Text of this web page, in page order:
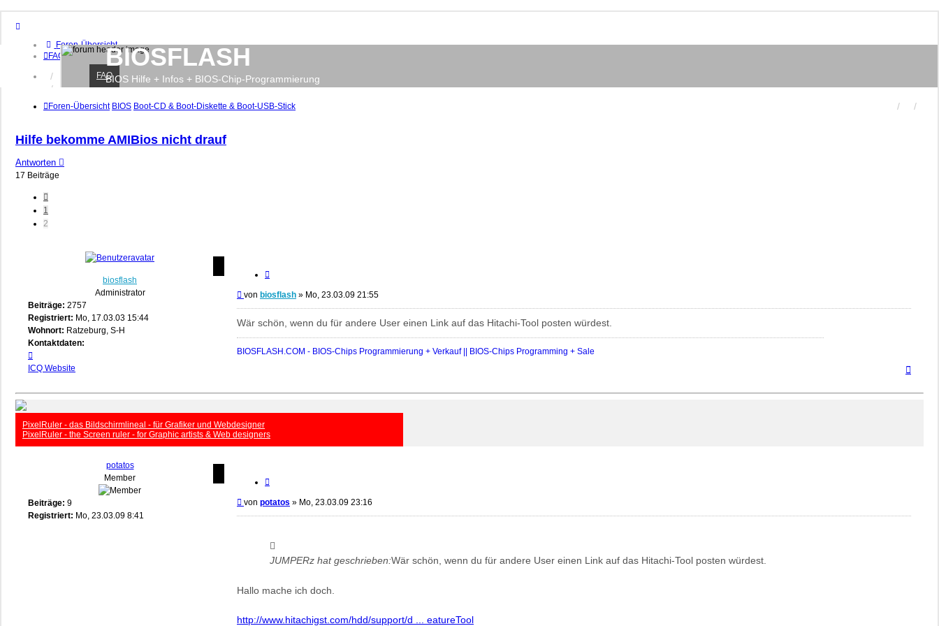
Foren-Übersicht
FAQ
Anmelden
Registrieren
BIOSFLASH
BIOS Hilfe + Infos + BIOS-Chip-Programmierung
FAQ
Foren-Übersicht BIOS Boot-CD & Boot-Diskette & Boot-USB-Stick
Hilfe bekomme AMIBios nicht drauf
Antworten
17 Beiträge
1
2
biosflash
Administrator
Beiträge: 2757
Registriert: Mo, 17.03.03 15:44
Wohnort: Ratzeburg, S-H
Kontaktdaten:
von
ICQ Website
Beitrag
von biosflash » Mo, 23.03.09 21:55
Wär schön, wenn du für andere User einen Link auf das Hitachi-Tool posten würdest.
BIOSFLASH.COM - BIOS-Chips Programmierung + Verkauf || BIOS-Chips Programming + Sale
PixelRuler - das Bildschirmlineal - für Grafiker und Webdesigner
PixelRuler - the Screen ruler - for Graphic artists & Web designers
potatos
Member
Beiträge: 9
Registriert: Mo, 23.03.09 8:41
Beitrag
von potatos » Mo, 23.03.09 23:16
JUMPERz hat geschrieben:Wär schön, wenn du für andere User einen Link auf das Hitachi-Tool posten würdest.
Hallo mache ich doch.
http://www.hitachigst.com/hdd/support/d ... eatureTool